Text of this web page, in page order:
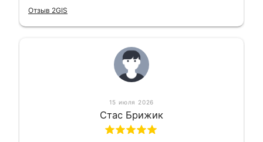
Отзыв 2GIS
15 июля 2026
Стас Брижик